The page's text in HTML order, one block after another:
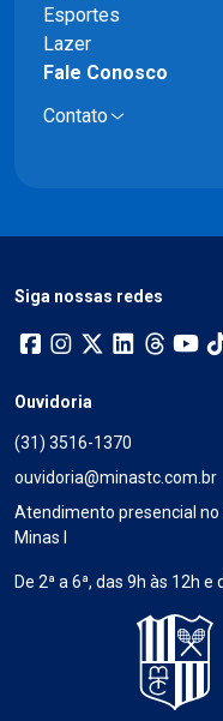
Esportes
Lazer
Fale Conosco
Contato
Siga nossas redes
Ouvidoria
(31) 3516-1370
ouvidoria@minastc.com.br
Atendimento presencial
Minas I
De 2ª a 6ª, das 9h às 12h e